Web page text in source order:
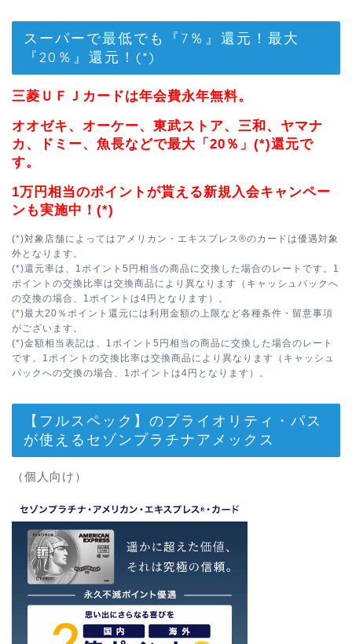
スーパーで最低でも『7％』還元！最大
『20％』還元！(*)
三菱ＵＦＪカードは年会費永年無料。
オオゼキ、オーケー、東武ストア、三和、ヤマナ
カ、ドミー、魚長などで最大「20％」(*)還元で
す。
1万円相当のポイントが貰える新規入会キャンペー
ンも実施中！(*)
(*)対象店舗によってはアメリカン・エキスプレス®のカードは優遇対象
外となります。
(*)還元率は、1ポイント5円相当の商品に交換した場合のレートです。1
ポイントの交換比率は交換商品により異なります（キャッシュバックへ
の交換の場合、1ポイントは4円となります）。
(*)最大20％ポイント還元には利用金額の上限など各種条件・留意事項
がございます。
(*)金額相当表記は、1ポイント5円相当の商品に交換した場合のレート
です。1ポイントの交換比率は交換商品により異なります（キャッシュ
バックへの交換の場合、1ポイントは4円となります）。
【フルスペック】のプライオリティ・パス
が使えるセゾンプラチナアメックス
（個人向け）